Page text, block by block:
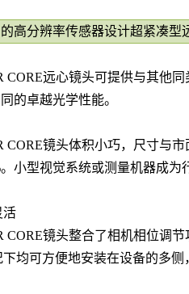
高分辨率传感器设计超紧凑型
CORE远心镜头可提供与其他同
的卓越光学性能。
CORE镜头体积小巧，尺寸与市
小型视觉系统或测量机器成为
活
CORE镜头整合了相机相位调节
均可方便地安装在设备的多侧